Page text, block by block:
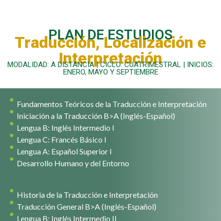
PLAN DE ESTUDIOS
Traducción, Localización e
Interpretación
MODALIDAD: A DISTANCIA | CICLO: CUATRIMESTRAL | INICIOS:
ENERO, MAYO Y SEPTIEMBRE
Fundamentos Teóricos de la Traducción e Interpretación
Iniciación a la Traducción B>A (Inglés-Español)
Lengua B: Inglés Intermedio I
Lengua C: Francés Básico I
Lengua A: Español Superior I
Desarrollo Humano y del Entorno
Historia de la Traducción e Interpretación
Traducción General B>A (Inglés-Español)
Lengua B: Inglés Intermedio II